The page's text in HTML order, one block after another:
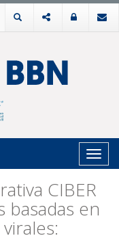
CIBER
basadas en